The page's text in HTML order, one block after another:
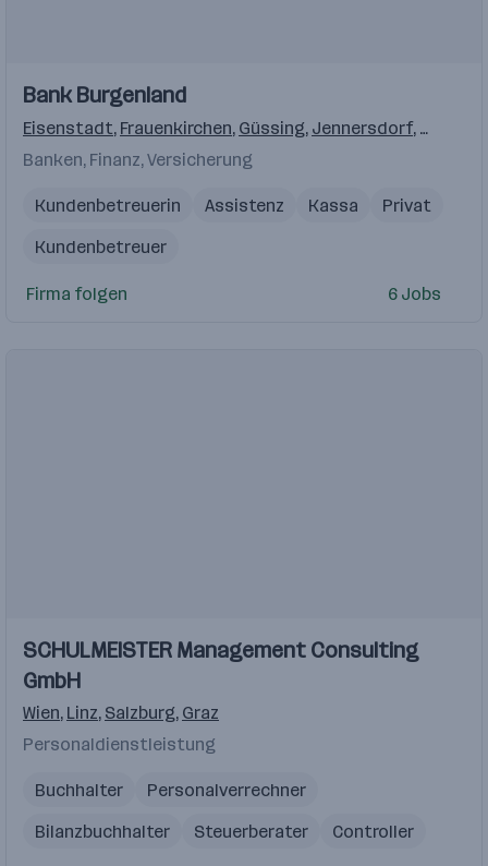
Einblicke
Bank Burgenland
Eisenstadt, Frauenkirchen, Güssing, Jennersdorf,
Banken, Finanz, Versicherung
Kundenbetreuerin Assistenz Kassa
Privat
Kundenbetreuer
Firma folgen 6 Jobs
SCHULMEISTER Management Consulting
GmbH
Wien, Linz, Salzburg, Graz
Personaldienstleistung
Buchhalter
Personalverrechner
Bilanzbuchhalter
Steuerberater Controller